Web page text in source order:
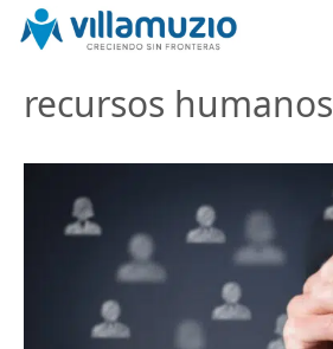
recursos humanos